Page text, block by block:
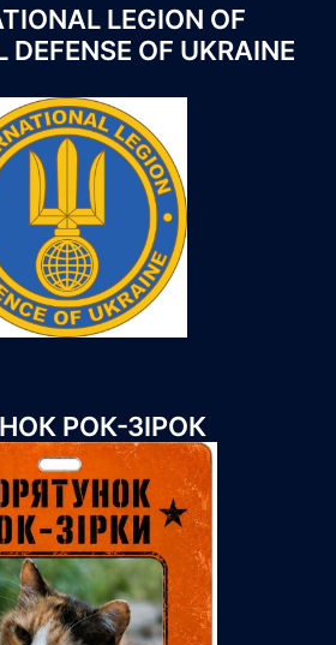
LEGION OF
DEFENSE OF UKRAINE
РОК-ЗІРОК